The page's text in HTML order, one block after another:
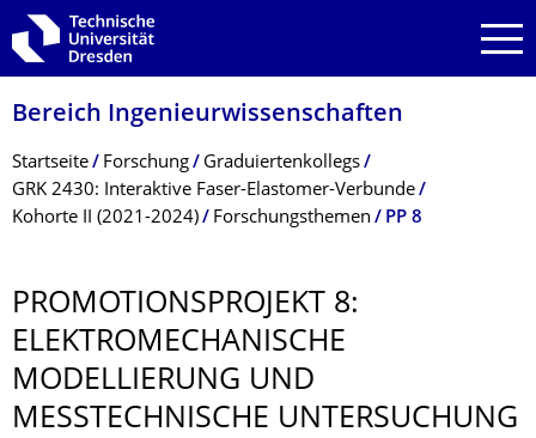
Zur Hauptnavigation springen
Zur Suche springen
Zum Inhalt springen
Bereich Ingenieur­wissen­schaften
Breadcrumb-Menü
Startseite Forschung
Graduiertenkollegs
GRK 2430: Interaktive Faser-Elastomer-Verbunde
Kohorte II (2021-2024)
Forschungsthemen PP 8
PROMOTIONSPRO­JEKT 8:
ELEKTROMECHANI­SCHE
MODELLIERUNG UND
MESSTECHNISCHE UNTERSUCHUNG